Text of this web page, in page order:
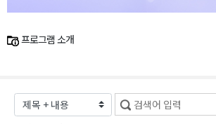
프로그램 소개